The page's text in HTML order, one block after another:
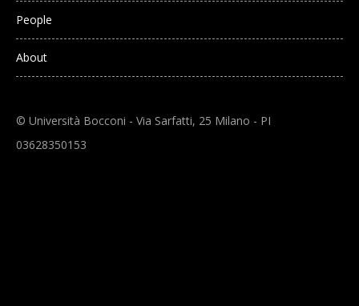
People
About
© Università Bocconi - Via Sarfatti, 25 Milano - PI
03628350153